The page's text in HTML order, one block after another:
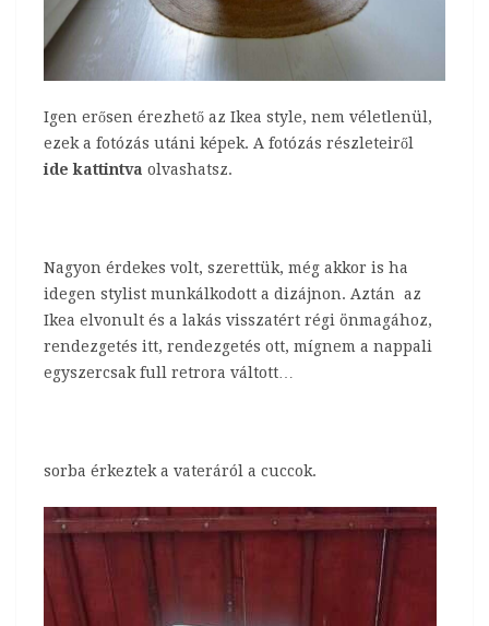
Igen erősen érezhető az Ikea style, nem véletlenül,
ezek a fotózás utáni képek. A fotózás részleteiről
ide kattintva olvashatsz.
Nagyon érdekes volt, szerettük, még akkor is ha
idegen stylist munkálkodott a dizájnon. Aztán az
Ikea elvonult és a lakás visszatért régi önmagához,
rendezgetés itt, rendezgetés ott, mígnem a nappali
egyszercsak full retrora váltott…
sorba érkeztek a vateráról a cuccok.